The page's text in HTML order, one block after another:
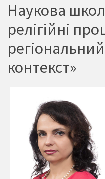
Наукова
релігійні
контекст»